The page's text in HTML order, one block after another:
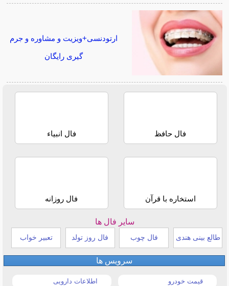
ارتودنسی+ویزیت و مشاوره و جرم
گیری رایگان
فال حافظ فال انبیاء
استخاره با قرآن فال روزانه
سایر فال ها
طالع بینی هندی فال چوب فال روز تولد تعبیر خواب
سرویس ها
قیمت خودرو اطلاعات دارویی